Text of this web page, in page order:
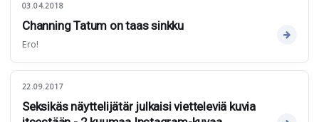
03.04.2018
Channing Tatum on taas sinkku
Ero!
22.09.2017
Seksikäs näyttelijätär julkaisi vietteleviä kuvia